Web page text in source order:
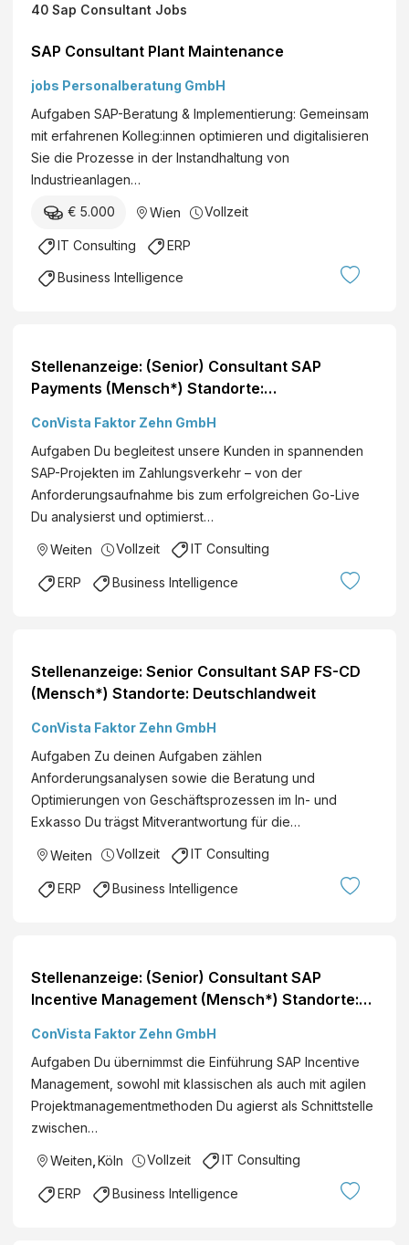
40 Sap Consultant Jobs
SAP Consultant Plant Maintenance
jobs Personalberatung GmbH
Aufgaben SAP-Beratung & Implementierung: Gemeinsam
mit erfahrenen Kolleg:innen optimieren und digitalisieren
Sie die Prozesse in der Instandhaltung von
Industrieanlagen…
€ 5.000 Wien Vollzeit
IT Consulting ERP
Business Intelligence
Stellenanzeige: (Senior) Consultant SAP
Payments (Mensch*) Standorte:
ConVista Faktor Zehn GmbH
Aufgaben Du begleitest unsere Kunden in spannenden
SAP-Projekten im Zahlungsverkehr – von der
Anforderungsaufnahme bis zum erfolgreichen Go-Live
Du analysierst und optimierst…
Weiten Vollzeit IT Consulting
ERP Business Intelligence
Stellenanzeige: Senior Consultant SAP FS-CD
(Mensch*) Standorte: Deutschlandweit
ConVista Faktor Zehn GmbH
Aufgaben Zu deinen Aufgaben zählen
Anforderungsanalysen sowie die Beratung und
Optimierungen von Geschäftsprozessen im In- und
Exkasso Du trägst Mitverantwortung für die…
Weiten Vollzeit IT Consulting
ERP Business Intelligence
Stellenanzeige: (Senior) Consultant SAP
Incentive Management (Mensch*) Standorte:
ConVista Faktor Zehn GmbH
Aufgaben Du übernimmst die Einführung SAP Incentive
Management, sowohl mit klassischen als auch mit agilen
Projektmanagementmethoden Du agierst als Schnittstelle
zwischen…
Weiten Köln Vollzeit IT Consulting
ERP Business Intelligence